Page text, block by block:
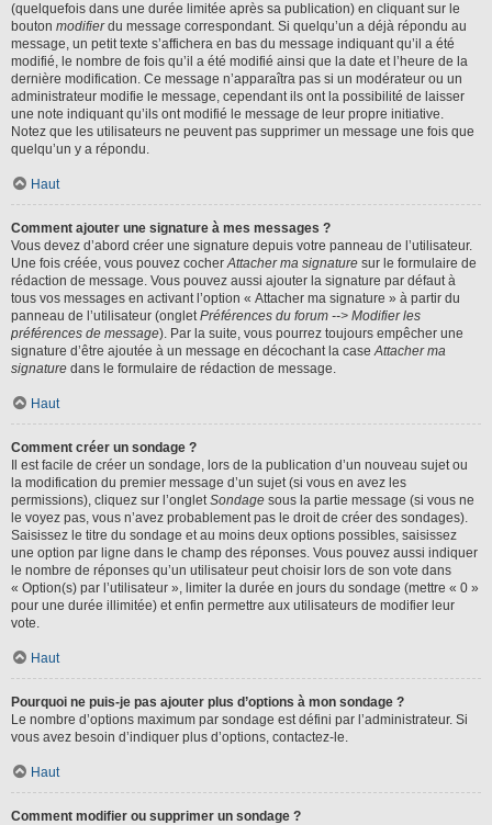
(quelquefois dans une durée limitée après sa publication) en cliquant sur le
bouton modifierdu message correspondant. Si quelqu’un a déjà répondu au
message, un petit texte s’affichera en bas du message indiquant qu’il a été
modifié, le nombre de fois qu’il a été modifié ainsi que la date et l’heure de la
dernière modification. Ce message n’apparaîtra pas si un modérateur ou un
administrateur modifie le message, cependant ils ont la possibilité de laisser
une note indiquant qu’ils ont modifié le message de leur propre initiative.
Notez que les utilisateurs ne peuvent pas supprimer un message une fois que
quelqu’un y a répondu.
Haut
Comment ajouter une signature à mes messages ?
Vous devez d’abord créer une signature depuis votre panneau de l’utilisateur.
Une fois créée, vous pouvez cocherAttacher ma signature sur le formulaire de
rédaction de message. Vous pouvez aussi ajouter la signature par défaut à
tous vos messages en activant l’option « Attacher ma signature » à partir du
panneau de l’utilisateur (ongletPréférences du forum --> Modifier les
préférences de message). Par la suite, vous pourrez toujours empêcher une
signature d’être ajoutée à un message en décochant la caseAttacher ma
signature dans le formulaire de rédaction de message.
Haut
Comment créer un sondage ?
Il est facile de créer un sondage, lors de la publication d’un nouveau sujet ou
la modification du premier message d’un sujet (si vous en avez les
permissions), cliquez sur l’ongletSondage sous la partie message (si vous ne
le voyez pas, vous n’avez probablement pas le droit de créer des sondages).
Saisissez le titre du sondage et au moins deux options possibles, saisissez
une option par ligne dans le champ des réponses. Vous pouvez aussi indiquer
le nombre de réponses qu’un utilisateur peut choisir lors de son vote dans
« Option(s) par l’utilisateur », limiter la durée en jours du sondage (mettre « 0 »
pour une durée illimitée) et enfin permettre aux utilisateurs de modifier leur
vote.
Haut
Pourquoi ne puis-je pas ajouter plus d’options à mon sondage ?
Le nombre d’options maximum par sondage est défini par l’administrateur. Si
vous avez besoin d’indiquer plus d’options, contactez-le.
Haut
Comment modifier ou supprimer un sondage ?